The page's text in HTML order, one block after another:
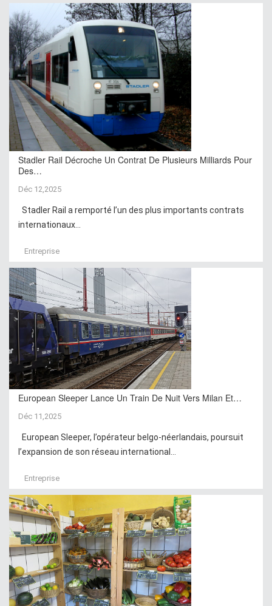
Stadler Rail Décroche Un Contrat De Plusieurs Milliards Pour
Des…
Déc 12,2025
Stadler Rail a remporté l’un des plus importants contrats
internationaux...
Entreprise
European Sleeper Lance Un Train De Nuit Vers Milan Et…
Déc 11,2025
European Sleeper, l’opérateur belgo-néerlandais, poursuit
l’expansion de son réseau international...
Entreprise